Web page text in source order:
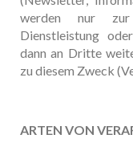
werden nur zur
Dienstleistung
dann an Dritte
zu diesem Zweck
ARTEN VON